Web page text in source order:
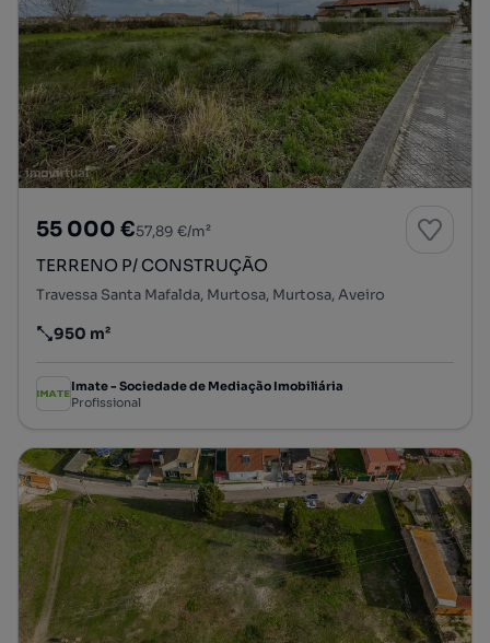
55 000 €57,89 €/m²
TERRENO P/ CONSTRUÇÃO
Travessa Santa Mafalda, Murtosa, Murtosa, Aveiro
Preço por metro quadrado
950 m²
Imate - Sociedade de Mediação Imobiliária
Profissional